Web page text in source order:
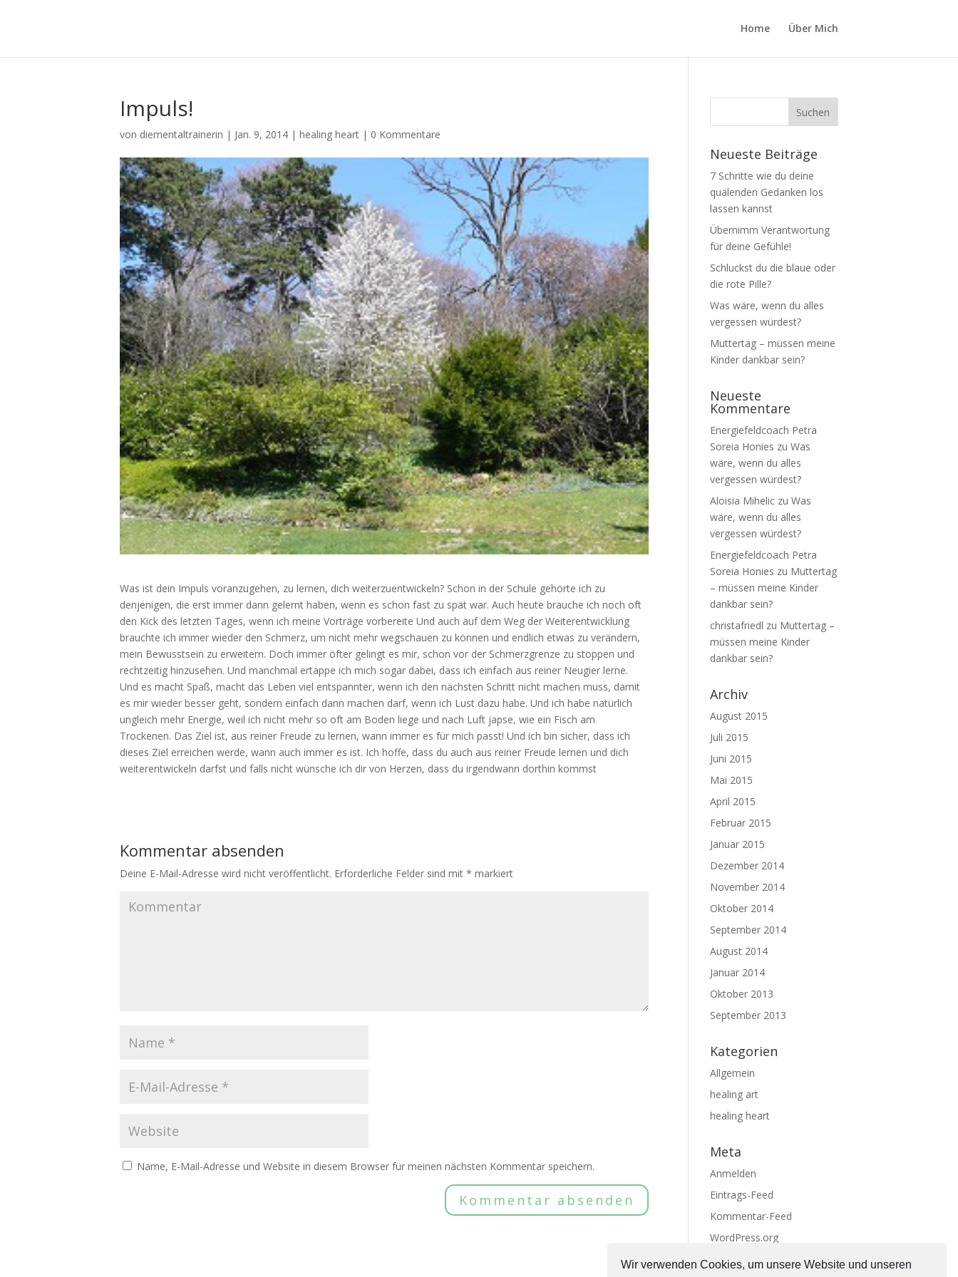
Wir verwenden Cookies, um unsere Website und unseren
Home Über Mich
Impuls!
von diementaltrainerin | Jan. 9, 2014 | healing heart | 0 Kommentare
Was ist dein Impuls voranzugehen, zu lernen, dich weiterzuentwickeln? Schon in der Schule gehörte ich zu
denjenigen, die erst immer dann gelernt haben, wenn es schon fast zu spät war. Auch heute brauche ich noch oft
den Kick des letzten Tages, wenn ich meine Vorträge vorbereite Und auch auf dem Weg der Weiterentwicklung
brauchte ich immer wieder den Schmerz, um nicht mehr wegschauen zu können und endlich etwas zu verändern,
mein Bewusstsein zu erweitern. Doch immer öfter gelingt es mir, schon vor der Schmerzgrenze zu stoppen und
rechtzeitig hinzusehen. Und manchmal ertappe ich mich sogar dabei, dass ich einfach aus reiner Neugier lerne.
Und es macht Spaß, macht das Leben viel entspannter, wenn ich den nächsten Schritt nicht machen muss, damit
es mir wieder besser geht, sondern einfach dann machen darf, wenn ich Lust dazu habe. Und ich habe natürlich
ungleich mehr Energie, weil ich nicht mehr so oft am Boden liege und nach Luft japse, wie ein Fisch am
Trockenen. Das Ziel ist, aus reiner Freude zu lernen, wann immer es für mich passt! Und ich bin sicher, dass ich
dieses Ziel erreichen werde, wann auch immer es ist. Ich hoffe, dass du auch aus reiner Freude lernen und dich
weiterentwickeln darfst und falls nicht wünsche ich dir von Herzen, dass du irgendwann dorthin kommst
Kommentar absenden
Deine E-Mail-Adresse wird nicht veröffentlicht. Erforderliche Felder sind mit * markiert
Name, E-Mail-Adresse und Website in diesem Browser für meinen nächsten Kommentar speichern.
Neueste Beiträge
7 Schritte wie du deine
quälenden Gedanken los
lassen kannst
Übernimm Verantwortung
für deine Gefühle!
Schluckst du die blaue oder
die rote Pille?
Was wäre, wenn du alles
vergessen würdest?
Muttertag – müssen meine
Kinder dankbar sein?
Neueste
Kommentare
Energiefeldcoach Petra
Soreia Honies zu Was
wäre, wenn du alles
vergessen würdest?
Aloisia Miheliczu Was
wäre, wenn du alles
vergessen würdest?
Energiefeldcoach Petra
Soreia Honies zu Muttertag
– müssen meine Kinder
dankbar sein?
christafriedl zu Muttertag –
müssen meine Kinder
dankbar sein?
Archiv
August 2015
Juli 2015
Juni 2015
Mai 2015
April 2015
Februar 2015
Januar 2015
Dezember 2014
November 2014
Oktober 2014
September 2014
August 2014
Januar 2014
Oktober 2013
September 2013
Kategorien
Allgemein
healing art
healing heart
Meta
Anmelden
Eintrags-Feed
Kommentar-Feed
WordPress.org